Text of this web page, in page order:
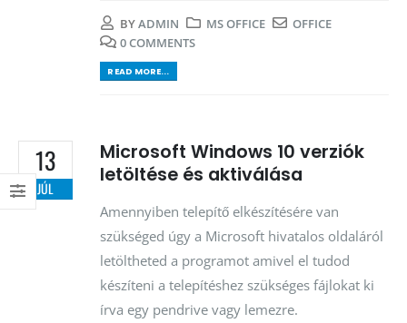
BYADMIN MS OFFICE
OFFICE
0 COMMENTS
READ MORE...
13
JÚL
Microsoft Windows 10 verziók
letöltése és aktiválása
Amennyiben telepítő elkészítésére van
szükséged úgy a Microsoft hivatalos oldaláról
letöltheted a programot amivel el tudod
készíteni a telepítéshez szükséges fájlokat ki
írva egy pendrive vagy lemezre.